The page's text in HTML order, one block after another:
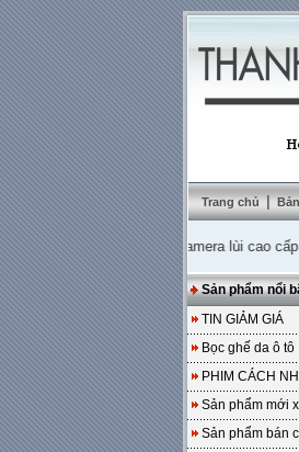
Trang chủ |
---Mua DVD tặng camera lùi cao cấp---
Sản phẩm nổi
TIN GIẢM GIÁ
Bọc ghế da ô tô
PHIM CÁCH
Sản phẩm mới
Sản phẩm bán